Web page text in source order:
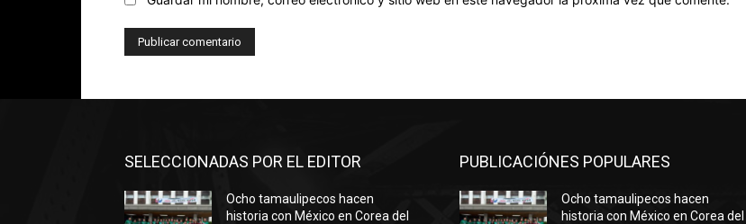
SELECCIONADAS POR EL EDITOR
Ocho tamaulipecos hacen
historia con México en Corea del
PUBLICACIÓNES POPULARES
Ocho tamaulipecos hacen
historia con México en Corea del